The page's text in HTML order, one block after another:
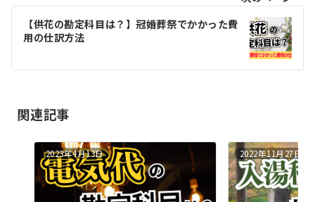
ー
シ
ン
【供花の勘定科目は？】冠婚葬祭でかかった費
用の仕訳方法
関連記事
2023年4月13日 2022年11月27日